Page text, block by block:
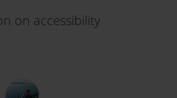
on accessibility